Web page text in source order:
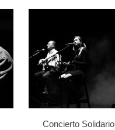
Concierto Solidario